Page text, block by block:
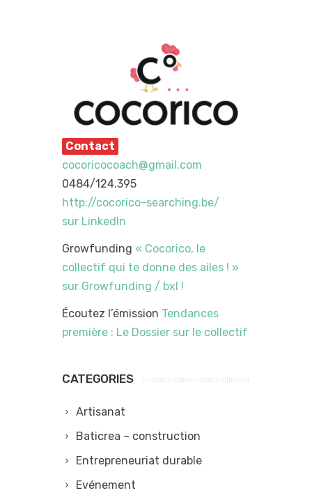
Contact
cocoricocoach@gmail.com
0484/124.395
http://cocorico-searching.be/
sur LinkedIn
Growfunding « Cocorico, le
collectif qui te donne des ailes ! »
sur Growfunding / bxl !
Écoutez l’émission Tendances
première : Le Dossier sur le collectif
CATEGORIES
Artisanat
Baticrea – construction
Entrepreneuriat durable
Evénement